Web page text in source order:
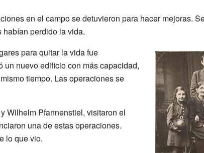
en el campo se detuvieron para hacer mejoras.
habían perdido la vida.
para quitar la vida fue
un nuevo edificio con más capacidad,
tiempo. Las operaciones se
Wilhelm Pfannenstiel, visitaron el
una de estas operaciones.
lo que vio.